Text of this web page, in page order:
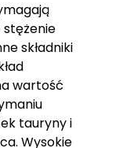
stężenie
składniki
wartość
tauryny i
Wysokie